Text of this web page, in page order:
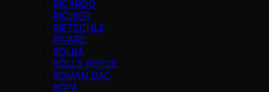
RICARDO
RICHIER
RIETSCHLE
RIVARD
ROLBA
ROLLS ROYCE
ROMAN DAC
ROPA